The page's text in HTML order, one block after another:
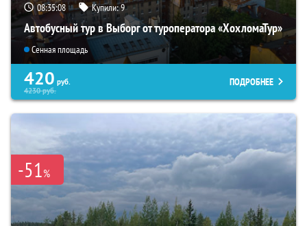
08:35:07 Купили:9
Автобусный тур в Выборг от туроператора «ХохломаТур»
Сенная площадь
420 руб.
4230руб.
ПОДРОБНЕЕ
-51%